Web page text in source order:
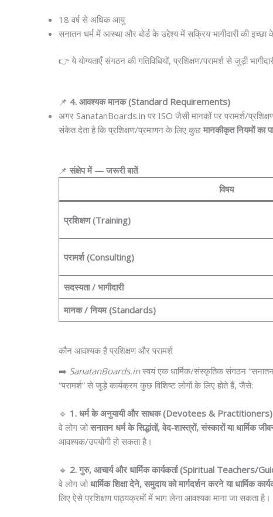
18 वर्ष से अधिक आयु
सनातन धर्म में आस्था और बोर्ड के उद्देश्य में सक्रिय भागीदारी की इच्छा
👉 ये योग्यताएँ संगठन की गतिविधियों, प्रशिक्षण/परामर्श से जुड़ी
📌 4. आवश्यक मानक (Standard Requirements)
अगर SanatanBoards.in पर ISO जैसी मानकों पर परामर्श/
संकेत देता है कि प्रशिक्षण/प्रमाणन के लिए कुछमानकीकृत नियमों का
📌संक्षेप में — जरूरी बातें
विषय
प्रशिक्षण (Training)
परामर्श (Consulting)
सदस्यता / भागीदारी
मानक / नियम (Standards)
कौन आवश्यक है प्रशिक्षण और परामर्श
➡️ SanatanBoards.inस्वयं एक धार्मिक/संस्कृतिक संगठन “सनातन
“परामर्श” से जुड़े कार्यक्रम कुछ विशिष्ट लोगों के लिए होते हैं, जैसे:
🔹 1. धर्म के अनुयायी और साधक (Devotees & Practitioners)
वे लोग जोसनातन धर्म के सिद्धांतों, वेद‑शास्त्रों, संस्कारों या धार्मिक
आवश्यक/उपयोगी हो सकता है।
🔹 2. गुरु, आचार्य और धार्मिक कार्यकर्ता (Spiritual Teachers/
वे लोग जोधार्मिक शिक्षा देने, समुदाय को मार्गदर्शन करने या धार्मिक
लिए ऐसे प्रशिक्षण पाठ्यक्रमों में भाग लेना आवश्यक माना जा सकता है।